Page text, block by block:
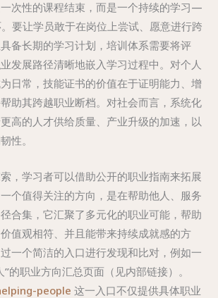
次性的课程结束，而是一个持续的学习—
要让学员敢于在岗位上尝试、愿意进行跨
备长期的学习计划，培训体系需要将评
发展路径清晰地嵌入学习过程中。对个人
日常，技能证书的价值在于证明能力、增
助其跨越职业断档。对社会而言，系统化
高的人才供给质量、产业升级的加速，以
性。
，学习者可以借助公开的职业指南来拓展
个值得关注的方向，是在帮助他人、服务
合集，它汇聚了多元化的职业可能，帮助
值观相符、并且能带来持续成就感的方
一个简洁的入口进行发现和比对，例如一
的职业方向汇总页面（见内部链接）。
people 这一入口不仅提供具体职业